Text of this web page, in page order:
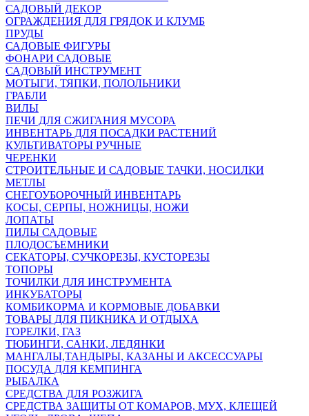
САДОВЫЙ ДЕКОР
ОГРАЖДЕНИЯ ДЛЯ ГРЯДОК И КЛУМБ
ПРУДЫ
САДОВЫЕ ФИГУРЫ
ФОНАРИ САДОВЫЕ
САДОВЫЙ ИНСТРУМЕНТ
МОТЫГИ, ТЯПКИ, ПОЛОЛЬНИКИ
ГРАБЛИ
ВИЛЫ
ПЕЧИ ДЛЯ СЖИГАНИЯ МУСОРА
ИНВЕНТАРЬ ДЛЯ ПОСАДКИ РАСТЕНИЙ
КУЛЬТИВАТОРЫ РУЧНЫЕ
ЧЕРЕНКИ
СТРОИТЕЛЬНЫЕ И САДОВЫЕ ТАЧКИ, НОСИЛКИ
МЕТЛЫ
СНЕГОУБОРОЧНЫЙ ИНВЕНТАРЬ
КОСЫ, СЕРПЫ, НОЖНИЦЫ, НОЖИ
ЛОПАТЫ
ПИЛЫ САДОВЫЕ
ПЛОДОСЪЕМНИКИ
СЕКАТОРЫ, СУЧКОРЕЗЫ, КУСТОРЕЗЫ
ТОПОРЫ
ТОЧИЛКИ ДЛЯ ИНСТРУМЕНТА
ИНКУБАТОРЫ
КОМБИКОРМА И КОРМОВЫЕ ДОБАВКИ
ТОВАРЫ ДЛЯ ПИКНИКА И ОТДЫХА
ГОРЕЛКИ, ГАЗ
ТЮБИНГИ, САНКИ, ЛЕДЯНКИ
МАНГАЛЫ,ТАНДЫРЫ, КАЗАНЫ И АКСЕССУАРЫ
ПОСУДА ДЛЯ КЕМПИНГА
РЫБАЛКА
СРЕДСТВА ДЛЯ РОЗЖИГА
СРЕДСТВА ЗАЩИТЫ ОТ КОМАРОВ, МУХ, КЛЕЩЕЙ